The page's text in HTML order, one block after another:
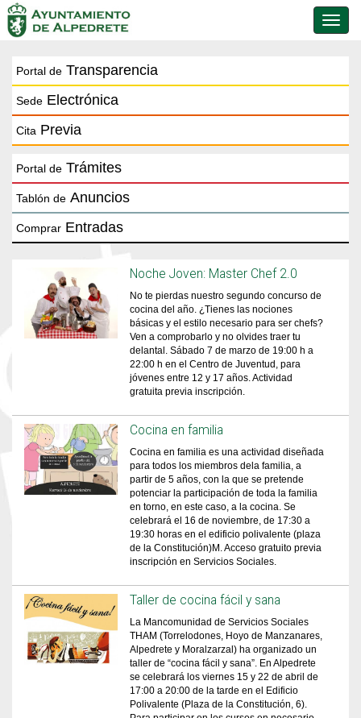
de
Portal de Transparencia
Sede Electrónica
Cita Previa
Portal de Trámites
Tablón de Anuncios
Comprar Entradas
Noche Joven: Master Chef 2.0
No te pierdas nuestro segundo concurso de
cocina del año. ¿Tienes las nociones
básicas y el estilo necesario para ser chefs?
Ven a comprobarlo y no olvides traer tu
delantal. Sábado 7 de marzo de 19:00 h a
22:00 h en el Centro de Juventud, para
jóvenes entre 12 y 17 años. Actividad
gratuita previa inscripción.
Cocina en familia
Cocina en familia es una actividad diseñada
para todos los miembros dela familia, a
partir de 5 años, con la que se pretende
potenciar la participación de toda la familia
en torno, en este caso, a la cocina. Se
celebrará el 16 de noviembre, de 17:30 a
19:30 horas en el edificio polivalente (plaza
de la Constitución)M. Acceso gratuito previa
inscripción en Servicios Sociales.
Taller de cocina fácil y sana
La Mancomunidad de Servicios Sociales
THAM (Torrelodones, Hoyo de Manzanares,
Alpedrete y Moralzarzal) ha organizado un
taller de “cocina fácil y sana”. En Alpedrete
se celebrará los viernes 15 y 22 de abril de
17:00 a 20:00 de la tarde en el Edificio
Polivalente (Plaza de la Constitución, 6).